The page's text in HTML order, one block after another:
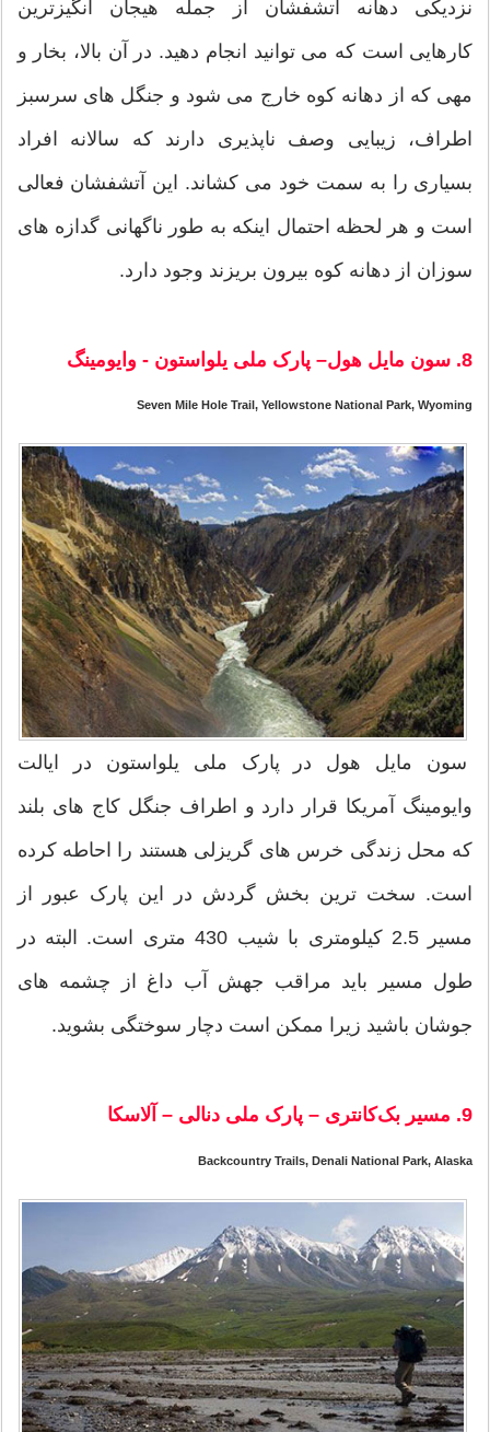
نزدیکی دهانه آتشفشان از جمله هیجان انگیزترین
کارهایی است که می توانید انجام دهید. در آن بالا، بخار و
مهی که از دهانه کوه خارج می شود و جنگل های سرسبز
اطراف، زیبایی وصف ناپذیری دارند که سالانه افراد
بسیاری را به سمت خود می کشاند. این آتشفشان فعالی
است و هر لحظه احتمال اینکه به طور ناگهانی گدازه های
سوزان از دهانه کوه بیرون بریزند وجود دارد.
8. سون مایل هول– پارک ملی یلواستون - وایومینگ
Seven Mile Hole Trail, Yellowstone National Park, Wyoming
سون مایل هول در پارک ملی یلواستون در ایالت
وایومینگ آمریکا قرار دارد و اطراف جنگل کاج های بلند
که محل زندگی خرس های گریزلی هستند را احاطه کرده
است. سخت ترین بخش گردش در این پارک عبور از
مسیر 2.5 کیلومتری با شیب 430 متری است. البته در
طول مسیر باید مراقب جهش آب داغ از چشمه های
جوشان باشید زیرا ممکن است دچار سوختگی بشوید.
9. مسیر بک‌کانتری – پارک ملی دنالی – آلاسکا
Backcountry Trails, Denali National Park, Alaska